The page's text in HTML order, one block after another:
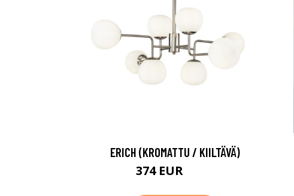
ERICH (KROMATTU / KIILTÄVÄ)
374 EUR